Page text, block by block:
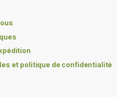
et politique de confidentialité